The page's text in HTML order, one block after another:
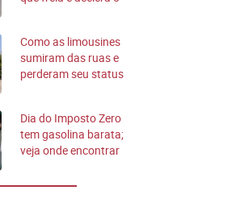
Como as limousines
sumiram das ruas e
perderam seu status
Dia do Imposto Zero
tem gasolina barata;
veja onde encontrar